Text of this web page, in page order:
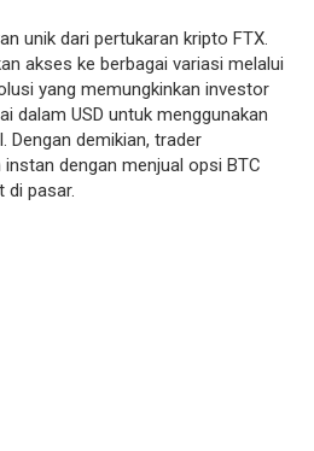
unik dari pertukaran kripto FTX.
akses ke berbagai variasi melalui
yang memungkinkan investor
dalam USD untuk menggunakan
Dengan demikian, trader
dengan menjual opsi BTC
pasar.